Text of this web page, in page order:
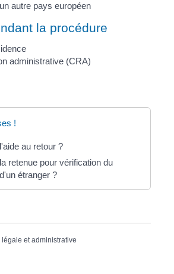
autre pays européen
la procédure
administrative (CRA)
!
au retour ?
retenue pour vérification du
étranger ?
et administrative